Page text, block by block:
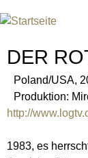
DER
Poland/USA,
Produktion:
http://
1983, es